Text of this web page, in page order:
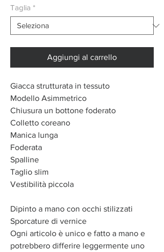
Taglia *
Aggiungi al carrello
Giacca strutturata in tessuto
Modello Asimmetrico
Chiusura un bottone foderato
Colletto coreano
Manica lunga
Foderata
Spalline
Taglio slim
Vestibilità piccola
Dipinto a mano con occhi stilizzati
Sporcature di vernice
Ogni articolo è unico e fatto a mano e
potrebbero differire leggermente uno